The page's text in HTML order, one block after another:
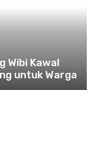
Wibi Kawal
untuk Warga